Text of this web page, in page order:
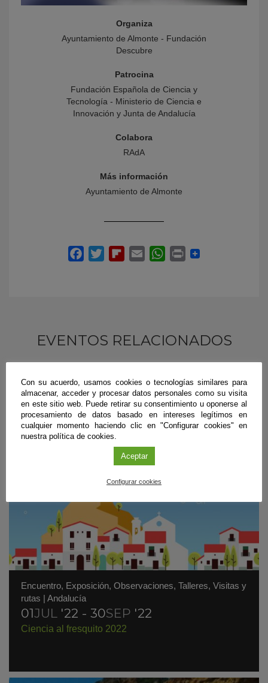
Organiza
Ayuntamiento de Almonte - Fundación
Descubre
Patrocina
Fundación Española de Ciencia y
Tecnología - Ministerio de Ciencia e
Innovación y Junta de Andalucía
Colabora
RAdA
Más información
Ayuntamiento de Almonte
EVENTOS RELACIONADOS
Encuentro, Exposición, Observaciones, Talleres, Visitas y
rutas | Andalucía
01JUL '22 - 30SEP '22
Ciencia al fresquito 2022
Con su acuerdo, usamos cookies o tecnologías similares para
almacenar, acceder y procesar datos personales como su visita
en este sitio web. Puede retirar su consentimiento u oponerse al
procesamiento de datos basado en intereses legítimos en
cualquier momento haciendo clic en "Configurar cookies" en
nuestra política de cookies.
Aceptar
Configurar cookies